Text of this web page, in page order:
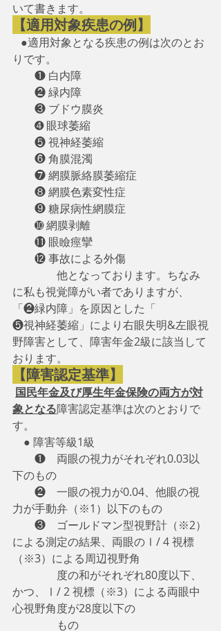
いて書きます。
【適用対象疾患の例】
りです。
❶ 白内障
❷ 緑内障
❸ ブドウ膜炎
➍ 眼球萎縮
❺ 視神経萎縮
❻ 角膜混濁
❼ 網膜脈絡膜萎縮症
❽ 網膜色素変性症
❾ 糖尿病性網膜症
➓ 網膜剥離
⓫ 眼瞼痙攣
⓬ 事故による外傷
他となっております。ちなみ
に私も視覚障がい者でありますが、
「❷緑内障」を原因とした「
❺視神経萎縮」により右眼失明&左眼視
野障害として、障害年金2級に該当して
おります。
【障害認定基準】
国民年金及び厚生年金保険の両方が対
象となる障害認定基準は次のとおりで
す。
● 障害等級1級
❶　両眼の視力がそれぞれ0.03以
下のもの
❷　一眼の視力が0.04、他眼の視
力が手動弁（※1）以下のもの
❸　ゴールドマン型視野計（※2）
による測定の結果、両眼のⅠ/ 4 視標
（※3）による周辺視野角
度の和がそれぞれ80度以下、
かつ、Ⅰ/ 2 視標（※3）による両眼中
心視野角度が28度以下の
もの